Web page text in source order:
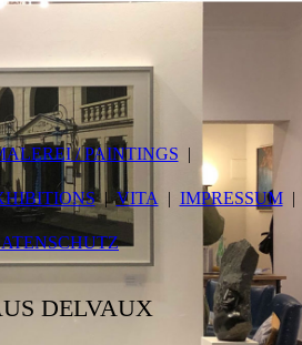
/ PAINTINGS
VITA IMPRESSUM
DELVAUX